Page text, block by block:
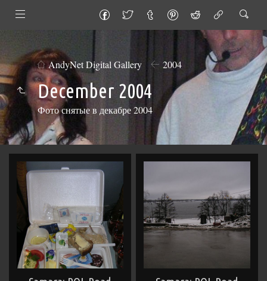
AndyNet Digital Gallery 2004
December 2004
Фото снятые в декабре 2004